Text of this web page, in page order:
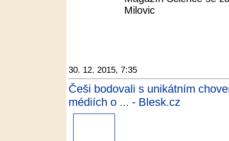
Milovic
30. 12. 2015, 7:35
Češi bodovali s unikátním
médiích o ... - Blesk.cz